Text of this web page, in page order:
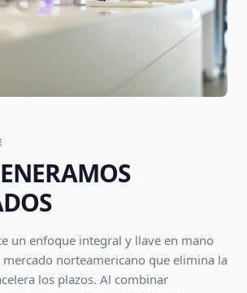
un enfoque integral y llave en mano
mercado norteamericano que elimina la
los plazos. Al combinar